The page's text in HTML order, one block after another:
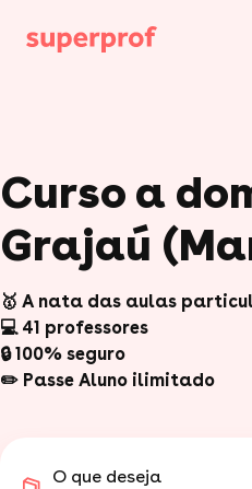
Curso a
Grajaú
🥇 A nata das aulas
💻 41 professores
🔒 100% seguro
✏️ Passe Aluno ilimitado
O que deseja